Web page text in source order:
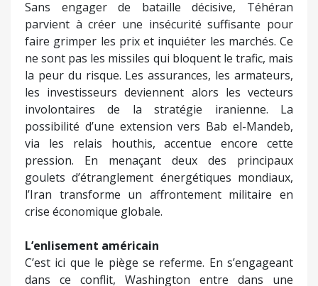
Sans engager de bataille décisive, Téhéran
parvient à créer une insécurité suffisante pour
faire grimper les prix et inquiéter les marchés. Ce
ne sont pas les missiles qui bloquent le trafic, mais
la peur du risque. Les assurances, les armateurs,
les investisseurs deviennent alors les vecteurs
involontaires de la stratégie iranienne. La
possibilité d’une extension vers Bab el-Mandeb,
via les relais houthis, accentue encore cette
pression. En menaçant deux des principaux
goulets d’étranglement énergétiques mondiaux,
l’Iran transforme un affrontement militaire en
crise économique globale.
L’enlisement américain
C’est ici que le piège se referme. En s’engageant
dans ce conflit, Washington entre dans une